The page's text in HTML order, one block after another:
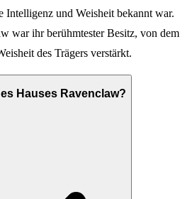
Intelligenz und Weisheit bekannt war.
war ihr berühmtester Besitz, von dem
des Trägers verstärkt.
Hauses Ravenclaw?